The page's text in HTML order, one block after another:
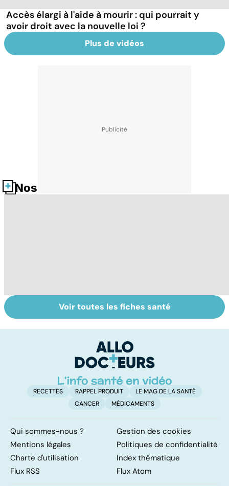
Accès élargi à l'aide à mourir : qui pourrait y
avoir droit avec la nouvelle loi ?
Plus de vidéos
Nos fiches santé
Fin de vie : de la
loi Leonetti à
Mediator® : le
début d'une
Voir toutes les fiches santé
RECETTES RAPPEL PRODUIT
LE MAG DE LA SANTÉ
CANCER
MÉDICAMENTS
Qui sommes-nous ?
Gestion des cookies
Mentions légales
Politiques de confidentialité
Charte d'utilisation
Index thématique
Flux RSS
Flux Atom